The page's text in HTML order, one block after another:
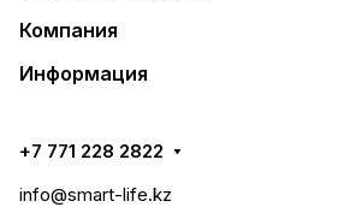
Компания
Информация
+7 771 228 2822
info@smart-life.kz